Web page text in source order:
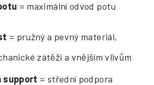
= maximální odvod potu
= pružný a pevný materiál,
zátěži a vnějším vlivům
support = střední podpora